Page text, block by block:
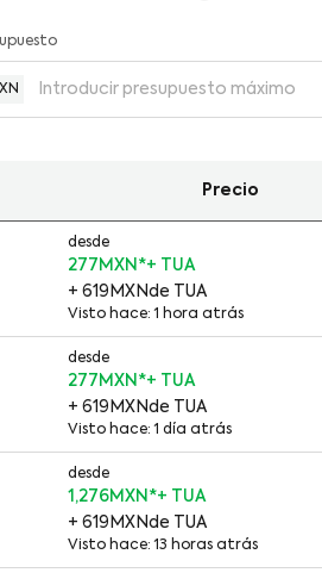
Precio
desde
277MXN *
+ 619MXNde TUA
Visto hace: 1 hora atrás
desde
277MXN *
+ 619MXNde TUA
Visto hace: 1 día atrás
desde
1,276MXN *
+ 619MXNde TUA
Visto hace: 13 horas atrás